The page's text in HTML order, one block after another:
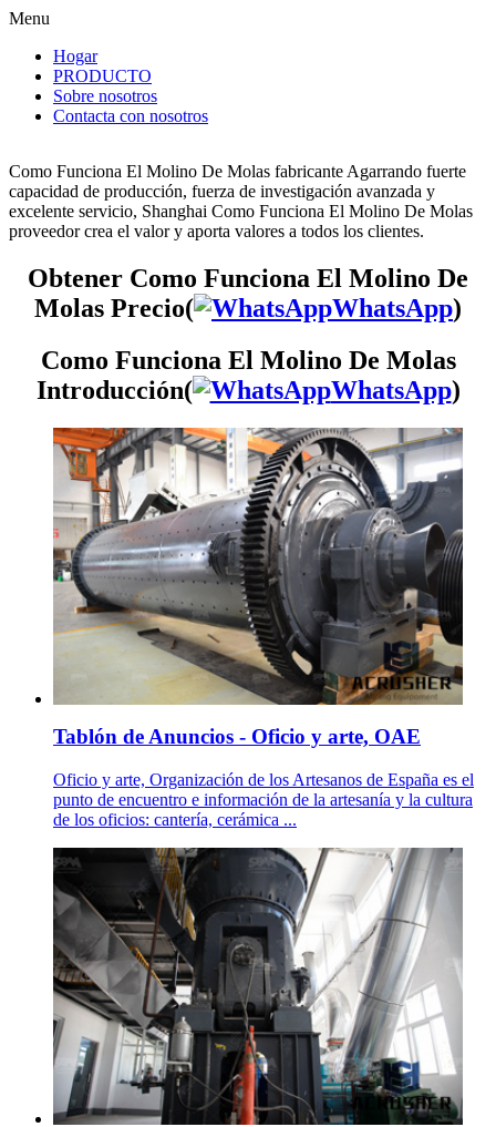
Menu
Hogar
PRODUCTO
Sobre nosotros
Contacta con nosotros
Como Funciona El Molino De Molas fabricante Agarrando fuerte
capacidad de producción, fuerza de investigación avanzada y
excelente servicio, Shanghai Como Funciona El Molino De Molas
proveedor crea el valor y aporta valores a todos los clientes.
Obtener Como Funciona El Molino De
Molas Precio(
WhatsApp)
Como Funciona El Molino De Molas
Introducción(
WhatsApp)
Tablón de Anuncios - Oficio y arte, OAE
Oficio y arte, Organización de los Artesanos de España es el
punto de encuentro e información de la artesanía y la cultura
de los oficios: cantería, cerámica ...